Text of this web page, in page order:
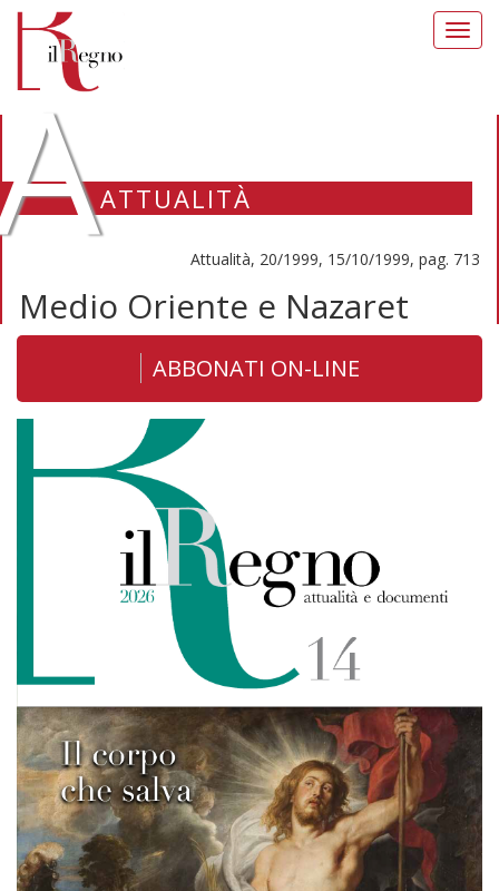
ATTUALITÀ
Attualità, 20/1999, 15/10/1999, pag. 713
Medio Oriente e Nazaret
ABBONATI ON-LINE